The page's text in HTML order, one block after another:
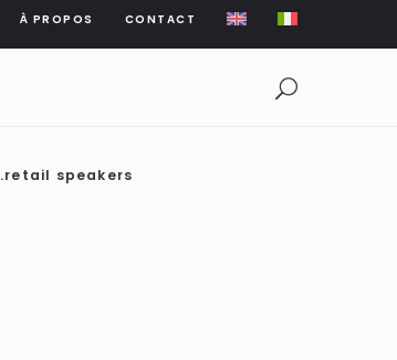
À PROPOS CONTACT
.retail speakers